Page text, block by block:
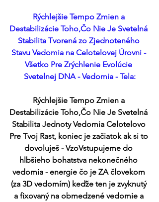
Rýchlejšie Tempo Zmien a
Destabilizácie Toho,Čo Nie Je Svetelná
Stabilita Tvorená zo Zjednoteného
Stavu Vedomia na Celotelovej Úrovni -
Všetko Pre Zrýchlenie Evolúcie
Svetelnej DNA - Vedomia - Tela:
Rýchlejšie Tempo Zmien a
Destabilizácie Toho,Čo Nie Je Svetelná
Stabilita Jednoty Vedomia Celotelovo
Pre Tvoj Rast, koniec je začiatok ak si to
dovoluješ - VzoVstupujeme do
hlbšieho bohatstva nekonečného
vedomia - energie čo je ZA človekom
(za 3D vedomím) keďže ten je zvyknutý
a fixovaný na obmedzené vedomie a